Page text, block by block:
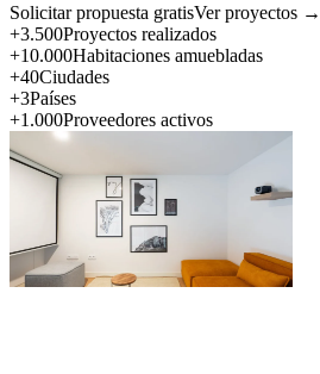
Solicitar propuesta gratisVer proyectos →
+3.500Proyectos realizados
+10.000Habitaciones amuebladas
+40Ciudades
+3Países
+1.000Proveedores activos